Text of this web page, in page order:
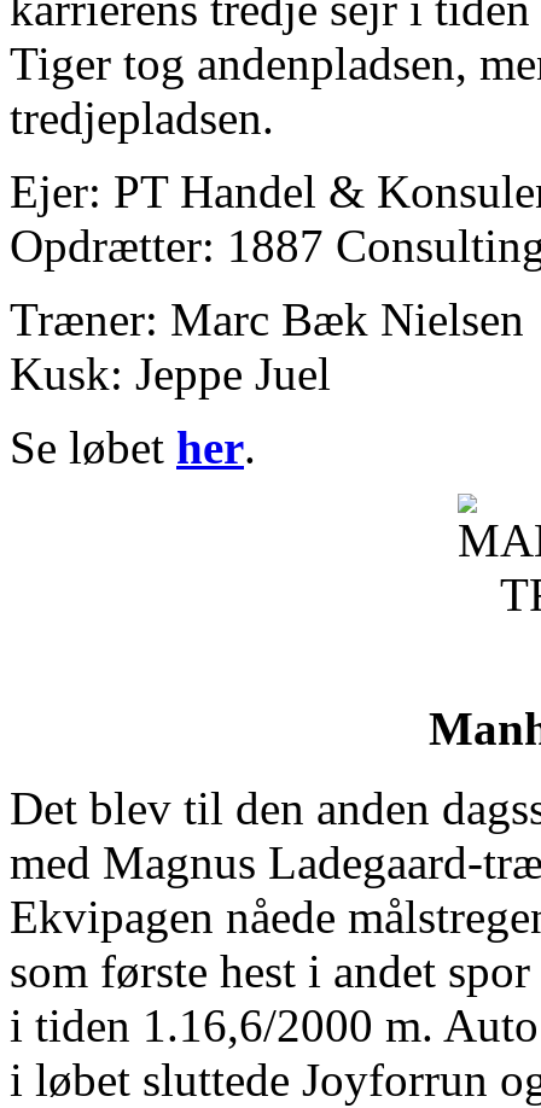
Tiger tog andenpladsen,
tredjepladsen.
Ejer: PT Handel &
Opdrætter: 1887
Træner: Marc Bæk Nielsen
Kusk: Jeppe Juel
Se løbet her.
Det blev til den anden
med Magnus Ladegaard-
Ekvipagen nåede
som første hest i andet
i tiden 1.16,6/2000 m.
i løbet sluttede Joyforrun